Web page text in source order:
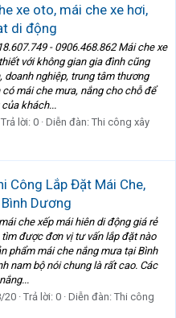
xe oto, mái che xe hơi,
di động
- 0906.468.862 Mái che xe
với không gian gia đình cũng
nghiệp, trung tâm thương
mái che mưa, nắng cho chỗ để
khách...
Trả lời: 0 Diễn đàn: Thi công xây
Công Lắp Đặt Mái Che,
Dương
che xếp mái hiên di động giá rẻ
được đơn vị tư vấn lắp đặt nào
phẩm mái che nắng mưa tại Bình
nam bộ nói chung là rất cao. Các
20 Trả lời: 0 Diễn đàn: Thi công